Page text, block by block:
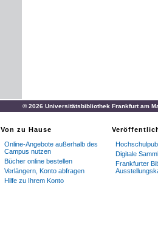
© 2026 Universitätsbibliothek Frankfurt am
Von zu Hause
Online-Angebote außerhalb des
Campus nutzen
Bücher online bestellen
Verlängern, Konto abfragen
Hilfe zu Ihrem Konto
Digitale
Frankfurter